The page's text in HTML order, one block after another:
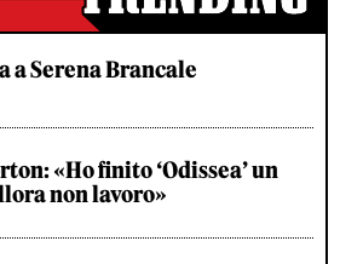
a Serena Brancale
«Ho finito ‘Odissea’ un
non lavoro»